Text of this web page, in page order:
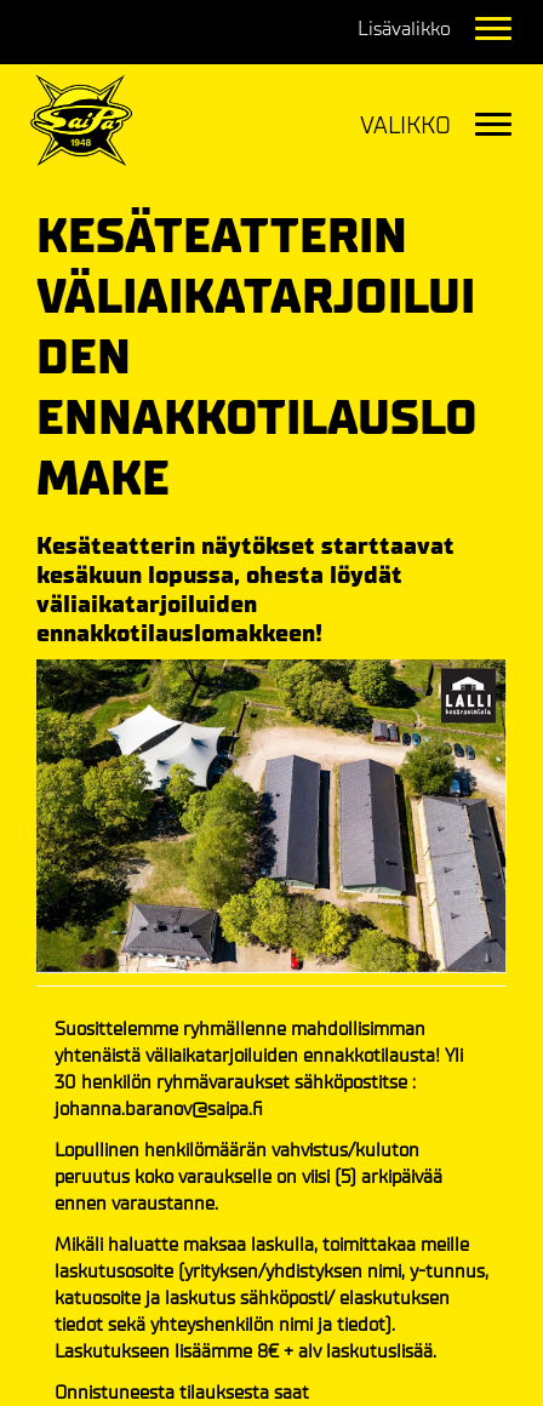
KESÄTEATTERIN
VÄLIAIKATARJOILUI
DEN
ENNAKKOTILAUSLO
MAKE
Kesäteatterin näytökset starttaavat
kesäkuun lopussa, ohesta löydät
väliaikatarjoiluiden
ennakkotilauslomakkeen!
Suosittelemme ryhmällenne mahdollisimman
yhtenäistä väliaikatarjoiluiden ennakkotilausta! Yli
30 henkilön ryhmävaraukset sähköpostitse :
johanna.baranov@saipa.fi
Lopullinen henkilömäärän vahvistus/kuluton
peruutus koko varaukselle on viisi (5) arkipäivää
ennen varaustanne.
Mikäli haluatte maksaa laskulla, toimittakaa meille
laskutusosoite (yrityksen/yhdistyksen nimi, y-tunnus,
katuosoite ja laskutus sähköposti/ elaskutuksen
tiedot sekä yhteyshenkilön nimi ja tiedot).
Laskutukseen lisäämme 8€ + alv laskutuslisää.
Onnistuneesta tilauksesta saat